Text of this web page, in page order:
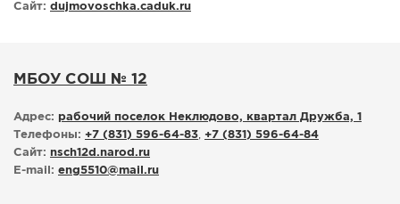
Сайт: dujmovoschka.caduk.ru
МБОУ СОШ № 12
Адрес: рабочий поселок Неклюдово, квартал Дружба, 1
Телефоны: +7 (831) 596-64-83
+7 (831) 596-64-84
Сайт: nsch12d.narod.ru
E-mail: eng5510@mail.ru